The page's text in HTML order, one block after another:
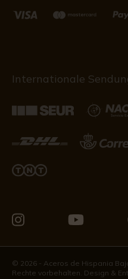
Internationale
Sie
uns
Sie
uns
© 2026 - Aceros de Hispania
Rechte vorbehalten. Design &